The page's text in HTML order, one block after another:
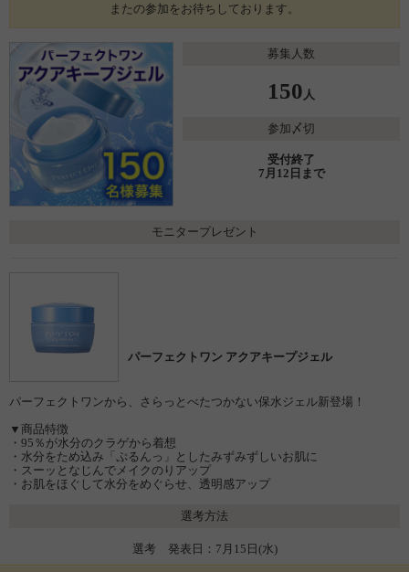
またの参加をお待ちしております。
募集人数
150 人
参加〆切
受付終了
7月12日まで
モニタープレゼント
パーフェクトワン アクアキープジェル
パーフェクトワンから、さらっとべたつかない保水ジェル新登場！
▼商品特徴
・95％が水分のクラゲから着想
・水分をため込み「ぷるんっ」としたみずみずしいお肌に
・スーッとなじんでメイクのりアップ
・お肌をほぐして水分をめぐらせ、透明感アップ
選考方法
選考 発表日：7月15日(水)